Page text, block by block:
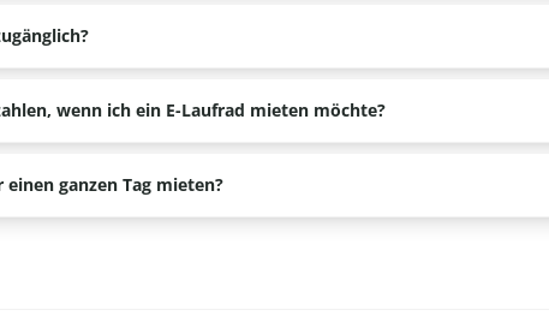
von 13 Jahren.
für jeden geeignet. Man muss gut zu Fuß sein und trotzdem am
wenn ich ein E-Laufrad mieten möchte?
E-Laufräder bis zu 4 Personen verlangen wir €150,- Kaution
ganzen Tag mieten?